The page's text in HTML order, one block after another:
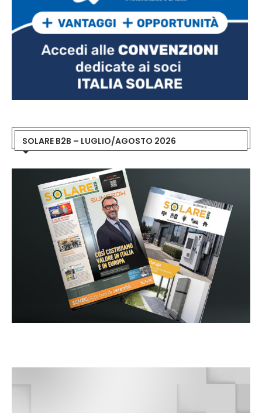
SOLARE B2B – LUGLIO/AGOSTO 2026